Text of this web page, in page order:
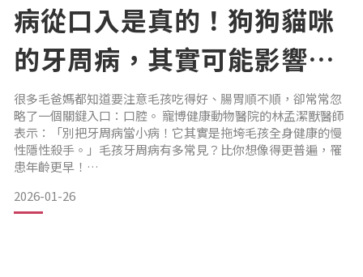
病從口入是真的！狗狗貓咪
的牙周病，其實可能影響全
身健康｜專業獸醫—林孟潔
很多毛爸媽都知道要注意毛孩吃得好、腸胃順不順，卻常常忽
略了一個關鍵入口：口腔。 寵博健康動物醫院的林孟潔獸醫師
表示：「別把牙周病當小病！它其實是拖垮毛孩全身健康的慢
性隱性殺手。」毛孩牙周病有多常見？比你想像得更普遍，罹
患年齡更早！
的狗狗和70%的貓咪其實已出現不同程度的牙周病；其中，小
型玩具犬更是高風險族群，像是馬爾濟斯、約克夏、紅貴賓、
2026-01-26